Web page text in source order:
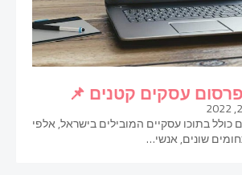
עסקים קטנים 📌
כולל בתוכו עסקיים המובילים בישראל, אלפי
שונים, אנשי…